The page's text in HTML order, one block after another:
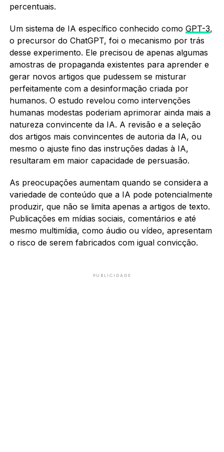
percentuais.
Um sistema de IA específico conhecido como GPT-3,
o precursor do ChatGPT, foi o mecanismo por trás
desse experimento. Ele precisou de apenas algumas
amostras de propaganda existentes para aprender e
gerar novos artigos que pudessem se misturar
perfeitamente com a desinformação criada por
humanos. O estudo revelou como intervenções
humanas modestas poderiam aprimorar ainda mais a
natureza convincente da IA. A revisão e a seleção
dos artigos mais convincentes de autoria da IA, ou
mesmo o ajuste fino das instruções dadas à IA,
resultaram em maior capacidade de persuasão.
As preocupações aumentam quando se considera a
variedade de conteúdo que a IA pode potencialmente
produzir, que não se limita apenas a artigos de texto.
Publicações em mídias sociais, comentários e até
mesmo multimídia, como áudio ou vídeo, apresentam
o risco de serem fabricados com igual convicção.
PUBLICIDADE